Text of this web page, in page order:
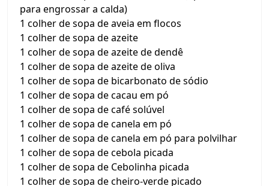
para engrossar a calda)
1 colher de sopa de aveia em flocos
1 colher de sopa de azeite
1 colher de sopa de azeite de dendê
1 colher de sopa de azeite de oliva
1 colher de sopa de bicarbonato de sódio
1 colher de sopa de cacau em pó
1 colher de sopa de café solúvel
1 colher de sopa de canela em pó
1 colher de sopa de canela em pó para polvilhar
1 colher de sopa de cebola picada
1 colher de sopa de Cebolinha picada
1 colher de sopa de cheiro-verde picado